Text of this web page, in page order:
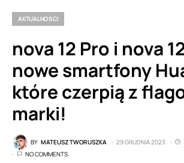
AKTUALNOŚCI
nova 12 Pro i nova
nowe smartfony
które czerpią z
marki!
BY MATEUSZ TWORUSZKA 29 GRUDNIA 2023
NO COMMENTS